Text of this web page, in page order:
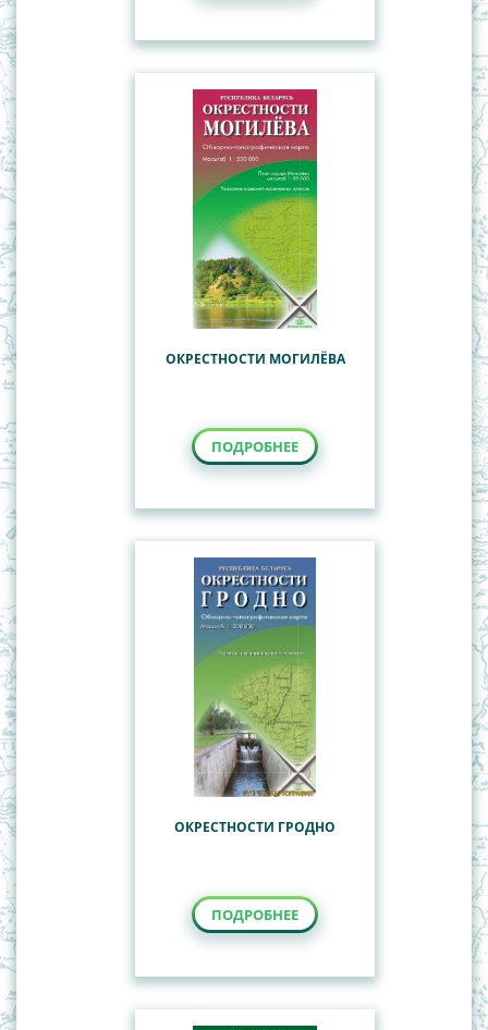
ОКРЕСТНОСТИ МОГИЛЁВА
ПОДРОБНЕЕ
ОКРЕСТНОСТИ ГРОДНО
ПОДРОБНЕЕ